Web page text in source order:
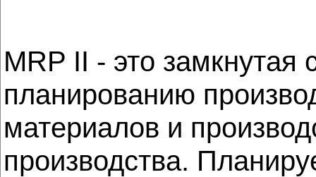
MRP II - это
планированию
материалов и
производства.